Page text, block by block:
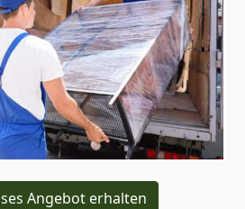
Angebot erhalten